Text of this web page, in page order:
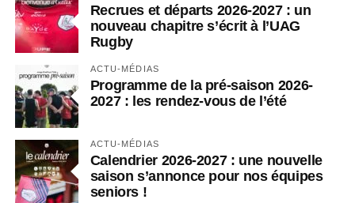
Recrues et départs 2026-2027 : un
nouveau chapitre s’écrit à l’UAG
Rugby
ACTU-MÉDIAS
Programme de la pré-saison 2026-
2027 : les rendez-vous de l’été
ACTU-MÉDIAS
Calendrier 2026-2027 : une nouvelle
saison s’annonce pour nos équipes
seniors !